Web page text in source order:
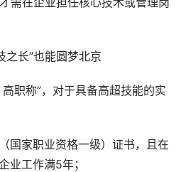
之长”也能圆梦北京
职称”，对于具备高超技能的实
国家职业资格一级）证书，且在
业工作满5年；